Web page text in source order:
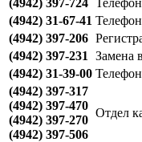
(4942) 31-67-41
(4942) 397-206
(4942) 397-231
Замена
(4942) 31-39-00
(4942) 397-317
(4942) 397-470
(4942) 397-270
(4942) 397-506
Отдел